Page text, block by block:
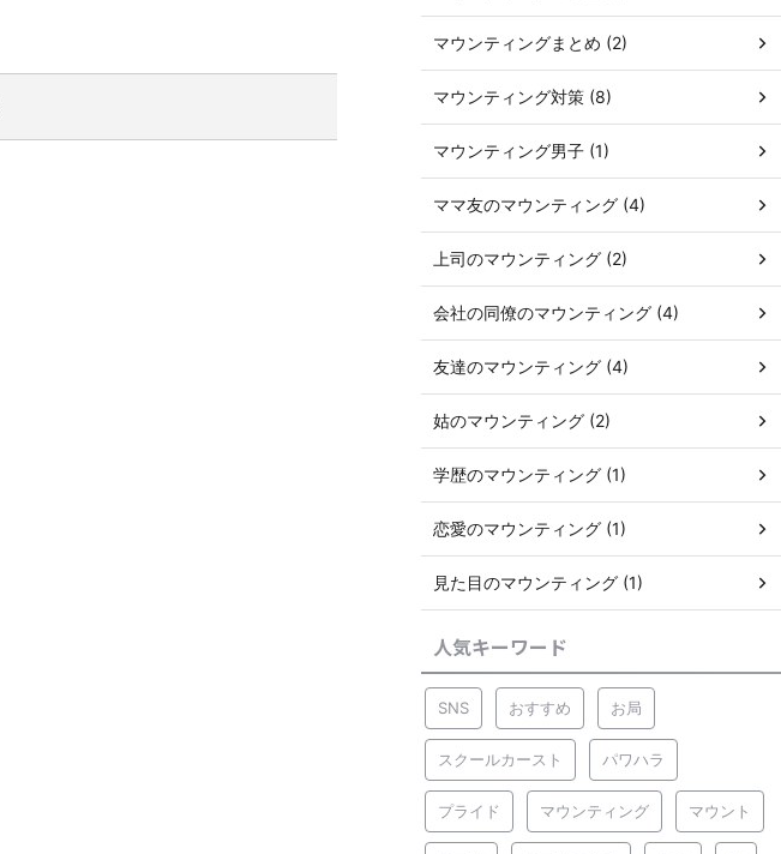
マウンティングまとめ (2)
マウンティング対策 (8)
マウンティング男子 (1)
ママ友のマウンティング (4)
上司のマウンティング (2)
会社の同僚のマウンティング (4)
友達のマウンティング (4)
姑のマウンティング (2)
学歴のマウンティング (1)
恋愛のマウンティング (1)
見た目のマウンティング (1)
人気キーワード
SNS おすすめ お局
スクールカースト パワハラ
プライド マウンティング マウント